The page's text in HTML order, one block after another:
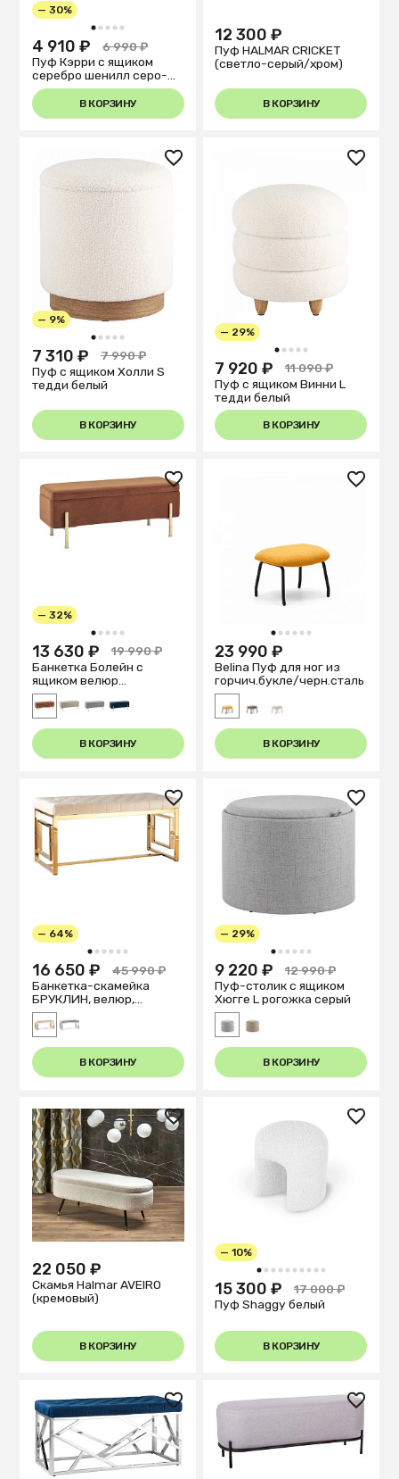
1 2 3 4 5
— 30%
4 910 ₽
6 990 ₽
Пуф Кэрри с ящиком
серебро шенилл серо-
бежевый
В КОРЗИНУ
12 300 ₽
Пуф HALMAR CRICKET
(светло-серый/хром)
В КОРЗИНУ
1 2 3 4 5
— 9%
7 310 ₽
7 990 ₽
Пуф с ящиком Холли S
тедди белый
В КОРЗИНУ
1 2 3 4 5
— 29%
7 920 ₽
11 090 ₽
Пуф с ящиком Винни L
тедди белый
В КОРЗИНУ
1 2 3 4 5
— 32%
13 630 ₽
19 990 ₽
Банкетка Болейн с
ящиком велюр
терракотовый
В КОРЗИНУ
1 2 3 4 5 6
23 990 ₽
Belina Пуф для ног из
горчич.букле/черн.сталь
В КОРЗИНУ
1 2 3 4 5 6
— 64%
16 650 ₽
45 990 ₽
Банкетка-скамейка
БРУКЛИН, велюр,
бежевая/золото
В КОРЗИНУ
1 2 3 4 5 6
— 29%
9 220 ₽
12 990 ₽
Пуф-столик с ящиком
Хюгге L рогожка серый
В КОРЗИНУ
22 050 ₽
Скамья Halmar AVEIRO
(кремовый)
В КОРЗИНУ
1 2 3 4 5 6 7 8 9 10
— 10%
15 300 ₽
17 000 ₽
Пуф Shaggy белый
В КОРЗИНУ